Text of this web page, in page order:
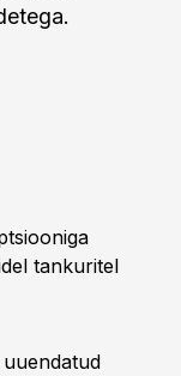
tankuritel